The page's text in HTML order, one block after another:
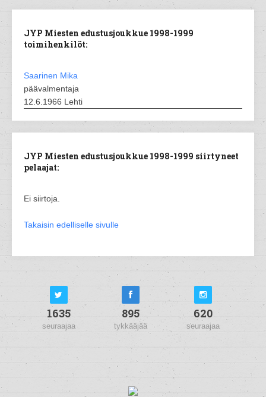
JYP Miesten edustusjoukkue 1998-1999
toimihenkilöt:
Saarinen Mika
päävalmentaja
12.6.1966 Lehti
JYP Miesten edustusjoukkue 1998-1999 siirtyneet
pelaajat:
Ei siirtoja.
Takaisin edelliselle sivulle
1635
seuraajaa
895
tykkääjää
620
seuraajaa